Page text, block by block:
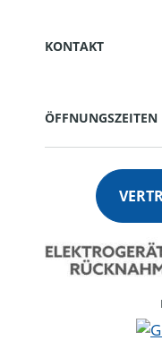
KONTAKT
ÖFFNUNGSZEITEN